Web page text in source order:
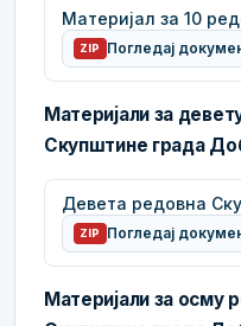
Материјал за 10
ZIP Погледај
Материјали за
Скупштине града
Девета редовна
ZIP Погледај
Материјали за осму